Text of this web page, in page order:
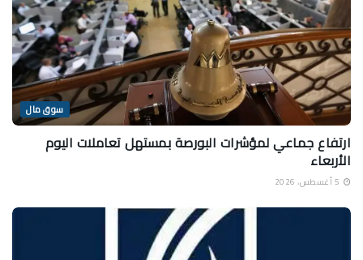
سوق مال
ارتفاع جماعي لمؤشرات البورصة بمستهل تعاملات اليوم
الأربعاء